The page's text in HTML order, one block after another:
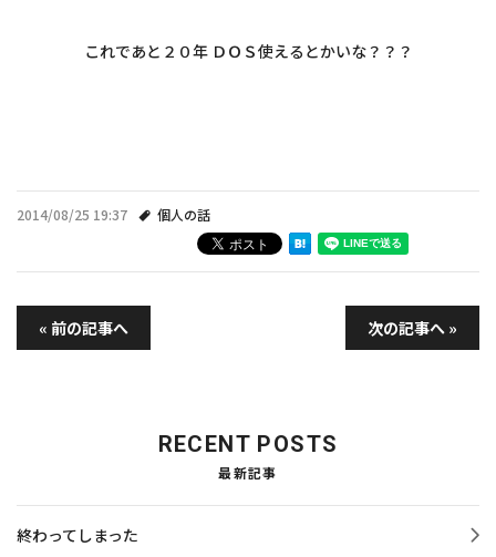
これであと２０年 ＤＯＳ使えるとかいな？？？
2014/08/25 19:37 個人の話
« 前の記事へ 次の記事へ »
RECENT POSTS
最新記事
終わってしまった